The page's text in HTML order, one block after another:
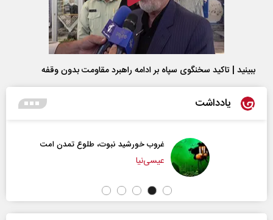
ببینید | تاکید سخنگوی سپاه بر ادامه راهبرد مقاومت بدون وقفه
یادداشت
غروب خورشید نبوت، طلوع تمدن امت
عیسی‌نیا